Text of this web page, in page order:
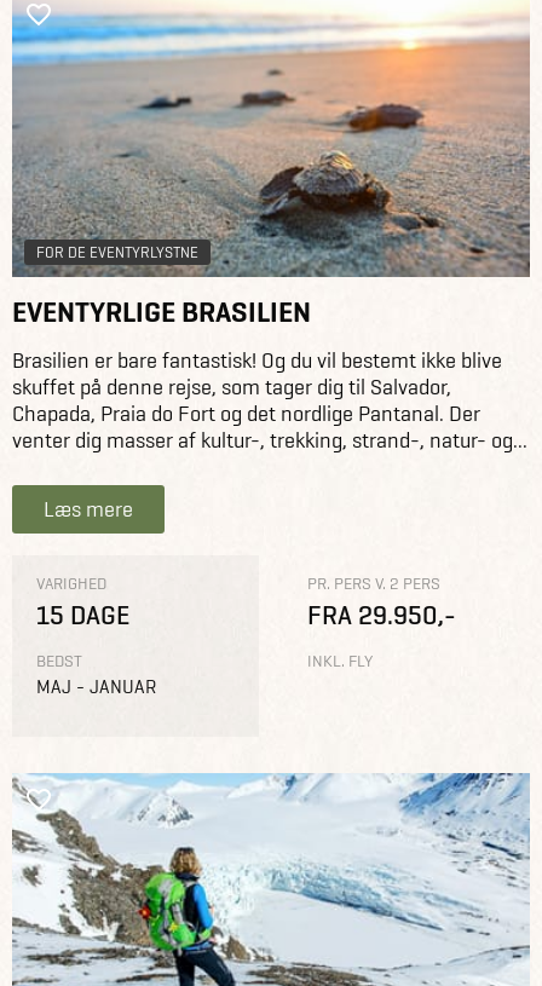
FOR DE EVENTYRLYSTNE
EVENTYRLIGE BRASILIEN
Brasilien er bare fantastisk! Og du vil bestemt ikke blive
skuffet på denne rejse, som tager dig til Salvador,
Chapada, Praia do Fort og det nordlige Pantanal. Der
venter dig masser af kultur-, trekking, strand-, natur- og...
Læs mere
VARIGHED
15 DAGE
BEDST
MAJ - JANUAR
PR. PERS V. 2 PERS
FRA 29.950,-
INKL. FLY